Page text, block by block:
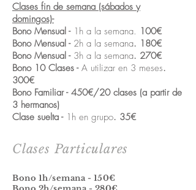
​Clases fin de semana (sábados y
domingos)-
​Bono Mensual - 1h a la semana. 100€
​Bono Mensual - 2h a la semana. 180€
​Bono Mensual - 3h a la semana. 270€
Bono 10 Clases - A utilizar en 3 meses.
300€
Bono Familiar - 450€/20 clases (a partir de
3 hermanos)
​Clase suelta - 1h en grupo. 35€
​Clases Particulares
Bono 1h/semana - 150€